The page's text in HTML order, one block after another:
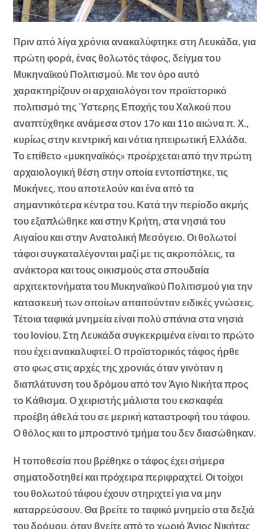
Πριν από λίγα χρόνια ανακαλύφτηκε στη Λευκάδα, για
πρώτη φορά, ένας θολωτός τάφος, δείγμα του
Μυκηναϊκού Πολιτισμού. Με τον όρο αυτό
χαρακτηρίζουν οι αρχαιολόγοι τον προϊστορικό
πολιτισμό της Ύστερης Εποχής του Χαλκού που
αναπτύχθηκε ανάμεσα στον 17ο και 11ο αιώνα π. Χ.,
κυρίως στην κεντρική και νότια ηπειρωτική Ελλάδα.
Το επίθετο «μυκηναϊκός» προέρχεται από την πρώτη
αρχαιολογική θέση στην οποία εντοπίστηκε, τις
Μυκήνες, που αποτελούν και ένα από τα
σημαντικότερα κέντρα του. Κατά την περίοδο ακμής
του εξαπλώθηκε και στην Κρήτη, στα νησιά του
Αιγαίου και στην Ανατολική Μεσόγειο. Οι θολωτοί
τάφοι συγκαταλέγονται μαζί με τις ακροπόλεις, τα
ανάκτορα και τους οικισμούς στα σπουδαία
αρχιτεκτονήματα του Μυκηναϊκού Πολιτισμού για την
κατασκευή των οποίων απαιτούνταν ειδικές γνώσεις.
Τέτοια ταφικά μνημεία είναι πολύ σπάνια στα νησιά
του Ιονίου. Στη Λευκάδα συγκεκριμένα είναι το πρώτο
που έχει ανακαλυφτεί. Ο προϊστορικός τάφος ήρθε
στο φως στις αρχές της χρονιάς όταν γινόταν η
διαπλάτυνση του δρόμου από τον Άγιο Νικήτα προς
το Κάθισμα. Ο χειριστής μάλιστα του εκσκαφέα
προέβη άθελά του σε μερική καταστροφή του τάφου.
Ο θόλος και το μπροστινό τμήμα του δεν διασώθηκαν.
Η τοποθεσία που βρέθηκε ο τάφος έχει σήμερα
σηματοδοτηθεί και πρόχειρα περιφραχτεί. Οι τοίχοι
του θολωτού τάφου έχουν στηριχτεί για να μην
καταρρεύσουν. Θα βρείτε το ταφικό μνημείο στα δεξιά
του δρόμου, όταν βγείτε από το χωριό Άγιος Νικήτας